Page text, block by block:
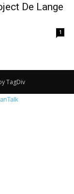
De Lange
1
TagDiv